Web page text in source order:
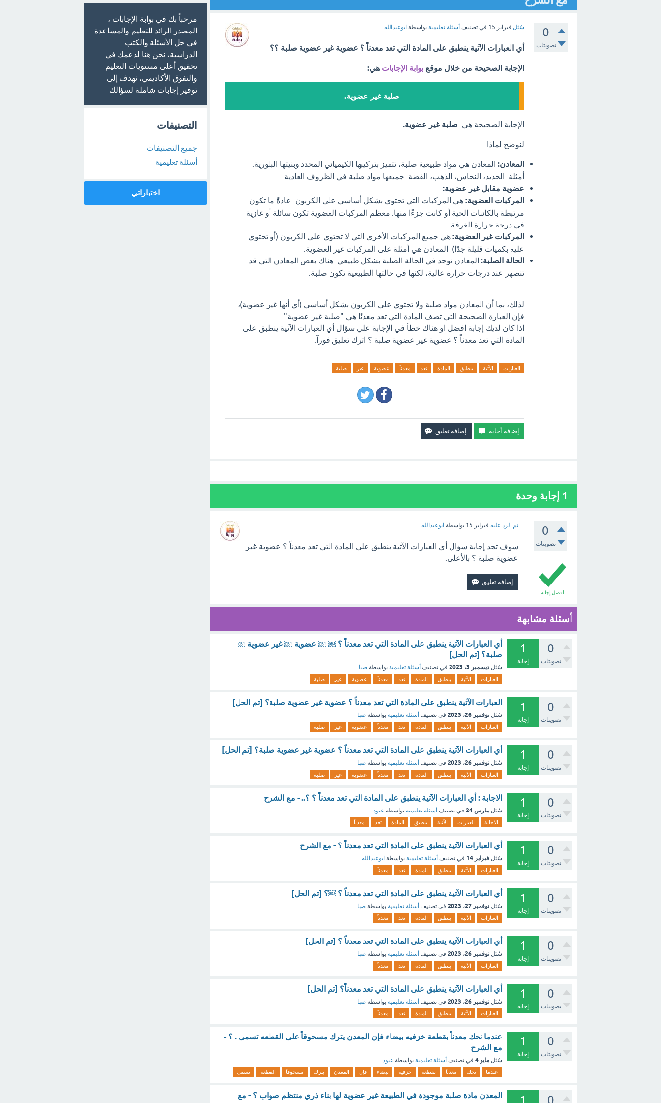
0
تصويتات
سُئل فبراير 15 في تصنيف أسئلة تعليمية بواسطة ابوعبدالله
أي العبارات الآتية ينطبق على المادة التي تعد معدناً ؟ عضوية غير عضوية صلبة ؟؟
الإجابة الصحيحة من خلال موقع بوابة الإجابات هي:
صلبة غير عضوية.
الإجابة الصحيحة هي: صلبة غير عضوية.
لنوضح لماذا:
المعادن: المعادن هي مواد طبيعية صلبة، تتميز بتركيبها الكيميائي المحدد وبنيتها البلورية.
أمثلة: الحديد، النحاس، الذهب، الفضة. جميعها مواد صلبة في الظروف العادية.
عضوية مقابل غير عضوية:
المركبات العضوية: هي المركبات التي تحتوي بشكل أساسي على الكربون. عادةً ما تكون
مرتبطة بالكائنات الحية أو كانت جزءًا منها. معظم المركبات العضوية تكون سائلة أو غازية
في درجة حرارة الغرفة.
المركبات غير العضوية: هي جميع المركبات الأخرى التي لا تحتوي على الكربون (أو تحتوي
عليه بكميات قليلة جدًا). المعادن هي أمثلة على المركبات غير العضوية.
الحالة الصلبة: المعادن توجد في الحالة الصلبة بشكل طبيعي. هناك بعض المعادن التي قد
تنصهر عند درجات حرارة عالية، لكنها في حالتها الطبيعية تكون صلبة.
لذلك، بما أن المعادن مواد صلبة ولا تحتوي على الكربون بشكل أساسي (أي أنها غير عضوية)،
فإن العبارة الصحيحة التي تصف المادة التي تعد معدنًا هي "صلبة غير عضوية".
اذا كان لديك إجابة افضل او هناك خطأ في الإجابة علي سؤال أي العبارات الآتية ينطبق على
المادة التي تعد معدناً ؟ عضوية غير عضوية صلبة ؟ اترك تعليق فورآ.
العبارات الآتية ينطبق المادة تعد معدناً عضوية غير صلبة
1 إجابة وحدة
0
تصويتات
تم الرد عليه فبراير 15 بواسطة ابوعبدالله
أفضل إجابة
سوف تجد إجابة سؤال أي العبارات الآتية ينطبق على المادة التي تعد معدناً ؟ عضوية غير
عضوية صلبة ؟ بالأعلى.
أسئلة مشابهة
0
تصويتات
1
إجابة
أي العبارات الآتية ينطبق على المادة التي تعد معدناً ؟ ￼ ￼ عضوية ￼ غير عضوية ￼
صلبة؟ [تم الحل]
سُئل ديسمبر 3، 2023 في تصنيف أسئلة تعليمية بواسطة صبا
العبارات الآتية ينطبق المادة تعد معدناً عضوية غير صلبة
0
تصويتات
1
إجابة
العبارات الآتية ينطبق على المادة التي تعد معدناً ؟ عضوية غير عضوية صلبة؟ [تم الحل]
سُئل نوفمبر 26، 2023 في تصنيف أسئلة تعليمية بواسطة صبا
العبارات الآتية ينطبق المادة تعد معدناً عضوية غير صلبة
0
تصويتات
1
إجابة
أي العبارات الآتية ينطبق على المادة التي تعد معدناً ؟ عضوية غير عضوية صلبة؟ [تم الحل]
سُئل نوفمبر 26، 2023 في تصنيف أسئلة تعليمية بواسطة صبا
العبارات الآتية ينطبق المادة تعد معدناً عضوية غير صلبة
0
تصويتات
1
إجابة
الاجابة : أي العبارات الآتية ينطبق على المادة التي تعد معدناً ؟ ؟.. - مع الشرح
سُئل مارس 24 في تصنيف أسئلة تعليمية بواسطة عبود
الاجابة العبارات الآتية ينطبق المادة تعد معدناً
0
تصويتات
1
إجابة
أي العبارات الآتية ينطبق على المادة التي تعد معدناً ؟ - مع الشرح
سُئل فبراير 14 في تصنيف أسئلة تعليمية بواسطة ابوعبدالله
العبارات الآتية ينطبق المادة تعد معدناً
0
تصويتات
1
إجابة
أي العبارات الآتية ينطبق على المادة التي تعد معدناً ؟ ￼؟ [تم الحل]
سُئل نوفمبر 27، 2023 في تصنيف أسئلة تعليمية بواسطة صبا
العبارات الآتية ينطبق المادة تعد معدناً
0
تصويتات
1
إجابة
أي العبارات الآتية ينطبق على المادة التي تعد معدناً ؟ [تم الحل]
سُئل نوفمبر 26، 2023 في تصنيف أسئلة تعليمية بواسطة صبا
العبارات الآتية ينطبق المادة تعد معدناً
0
تصويتات
1
إجابة
أي العبارات الآتية ينطبق على المادة التي تعد معدناً؟ [تم الحل]
سُئل نوفمبر 26، 2023 في تصنيف أسئلة تعليمية بواسطة صبا
العبارات الآتية ينطبق المادة تعد معدناً
0
تصويتات
1
إجابة
عندما نحك معدناً بقطعة خزفيه بيضاء فإن المعدن يترك مسحوقاً على القطعه تسمى . ؟ -
مع الشرح
سُئل مايو 4 في تصنيف أسئلة تعليمية بواسطة عبود
عندما نحك معدناً بقطعة خزفيه بيضاء فإن المعدن يترك مسحوقاً القطعه تسمى
0
1
المعدن مادة صلبة موجودة في الطبيعة غير عضوية لها بناء ذري منتظم صواب ؟ - مع
مرحباً بك في بوابة الإجابات ،
المصدر الرائد للتعليم والمساعدة
في حل الأسئلة والكتب
الدراسية، نحن هنا لدعمك في
تحقيق أعلى مستويات التعليم
والتفوق الأكاديمي، نهدف إلى
توفير إجابات شاملة لسؤالك
التصنيفات
جميع التصنيفات
أسئلة تعليمية
اختباراتي